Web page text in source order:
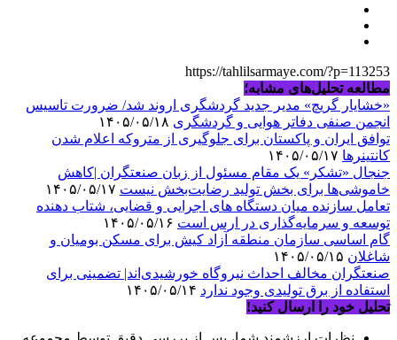
https://tahlilsarmaye.com/?p=113253
مطالعه تحلیل‌های مشابه؛
«خشایار گریچ» مدیر جدید گردشگری اروند شد/ ضرورت تاسیس
انجمن صنفی دفاتر هوایی و گردشگری
توافق ایران و پاکستان برای جلوگیری از متروکه اعلام شدن
کانتینرها
جنجال «تشکر» یک مقام مسئول از زبان صنعتگران |کاهش
خاموشی‌ها برای بخش تولید رضایت‌بخش نیست
تعامل سازنده میان دستگاه‌ های اجرایی و قضایی، شتاب‌ دهنده
توسعه و سرمایه‌گذاری در ارس است
گام اساسی سازمان منطقه آزاد کیش برای مسکن بومیان و
شاغلان
صنعتگران مخالف احداث نیروگاه خورشیدی‌اند| تضمینی برای
استفاده از برق تولیدی وجود ندارد
تحلیل خود را ارسال کنید!